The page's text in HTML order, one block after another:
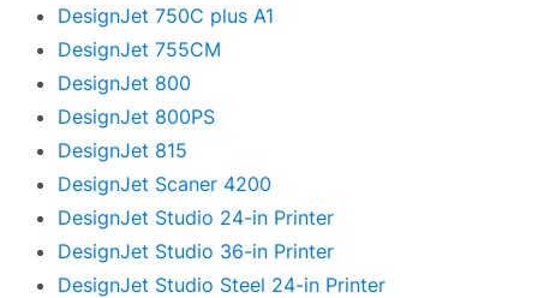
DesignJet 750C plus A1
DesignJet 755CM
DesignJet 800
DesignJet 800PS
DesignJet 815
DesignJet Scaner 4200
DesignJet Studio 24-in Printer
DesignJet Studio 36-in Printer
DesignJet Studio Steel 24-in Printer